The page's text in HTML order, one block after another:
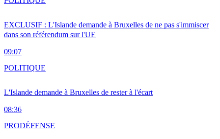
EXCLUSIF : L'Islande demande à Bruxelles de ne pas s'immiscer
dans son référendum sur l'UE
09:07
L'Islande demande à Bruxelles de rester à l'écart
08:36
POLITIQUE
PRODÉFENSE